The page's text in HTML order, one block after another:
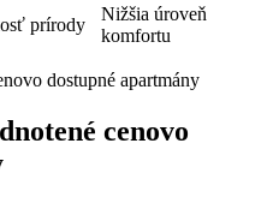
prírody
Nižšia úroveň
komfortu
cenovo